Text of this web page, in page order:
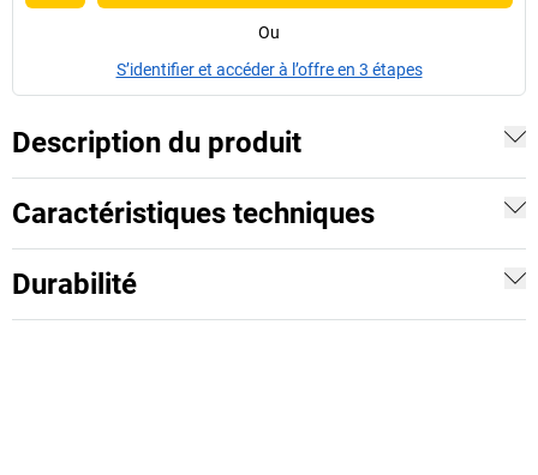
Ou
S’identifier et accéder à l’offre en 3 étapes
Description du produit
Caractéristiques techniques
Durabilité